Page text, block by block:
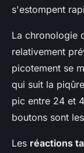
s'estompent
La chronologie
relativement
picotement se
qui suit la
pic entre 24 et
boutons sont
Les réactions